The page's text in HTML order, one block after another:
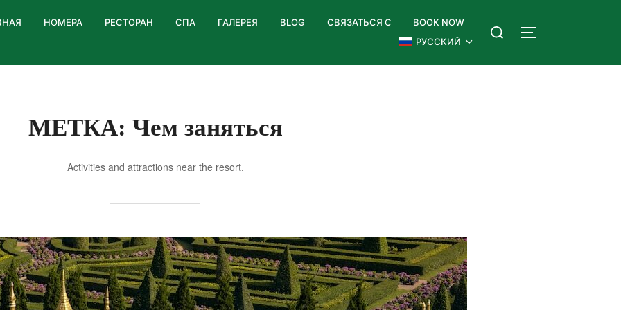
НОМЕРА РЕСТОРАН СПА ГАЛЕРЕЯ BLOG СВЯЗАТЬСЯ С
BOOK NOW
РУССКИЙ
МЕТКА: Чем заняться
Activities and attractions near the resort.